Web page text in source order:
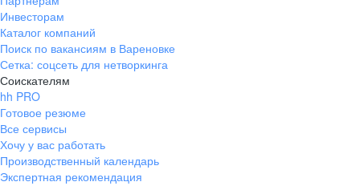
Инвесторам
Каталог компаний
Поиск по вакансиям в Вареновке
Сетка: соцсеть для нетворкинга
Соискателям
hh PRO
Готовое резюме
Все сервисы
Хочу у вас работать
Производственный календарь
Экспертная рекомендация